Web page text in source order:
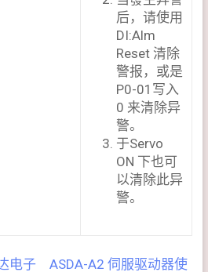
后，请使用
DI:Alm
Reset 清除
警报，或是
P0-01写入
0 来清除异
警。
于Servo
ON 下也可
以清除此异
警。
电子 ASDA-A2 伺服驱动器使